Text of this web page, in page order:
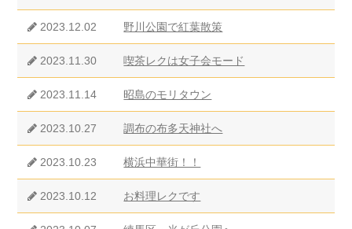
2023.12.02 野川公園で紅葉散策
2023.11.30 喫茶レクは女子会モード
2023.11.14 昭島のモリタウン
2023.10.27 調布の布多天神社へ
2023.10.23 横浜中華街！！
2023.10.12 お料理レクです